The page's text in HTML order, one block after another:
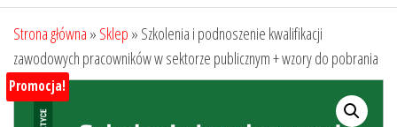
Strona główna » Sklep » Szkolenia i podnoszenie kwalifikacji
zawodowych pracowników w sektorze publicznym + wzory do pobrania
Promocja!